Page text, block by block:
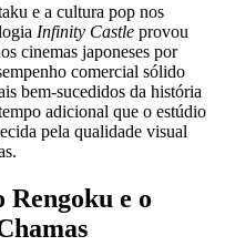
e a cultura pop nos
Infinity Castle provou
cinemas japoneses por
comercial sólido
bem-sucedidos da história
adicional que o estúdio
pela qualidade visual
e o